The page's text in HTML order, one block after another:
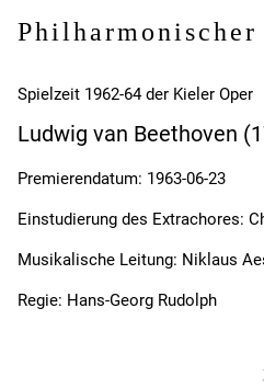
Spielzeit 1962-64 der Kieler Oper
Ludwig van Beethoven
Premierendatum: 1963-06-23
Einstudierung des Extrachores:
Musikalische Leitung: Niklaus
Regie: Hans-Georg Rudolph